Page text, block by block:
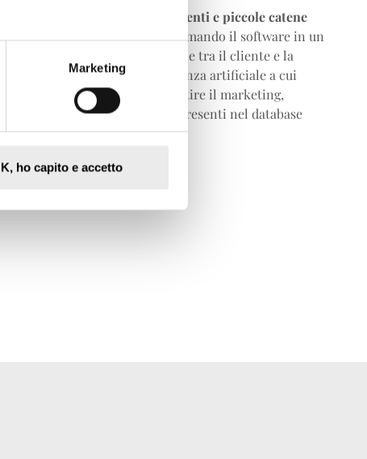
Marketing
ho capito e accetto
manager, hotel indipendenti e piccole catene
operativi complessi, trasformando il software in un
l’intero processo di interazione tra il cliente e la
di affidamento sull’intelligenza artificiale a cui
Oppure possiamo gestire il marketing,
ai dati dei viaggiatori presenti nel database